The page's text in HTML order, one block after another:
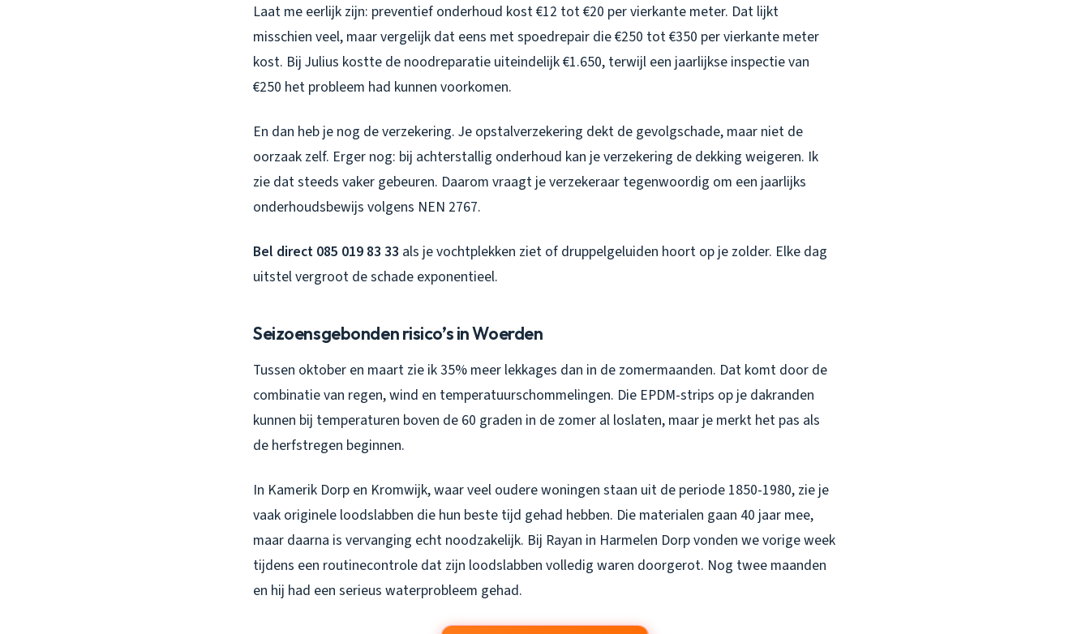
Laat me eerlijk zijn: preventief onderhoud kost €12 tot €20 per vierkante meter. Dat lijkt
misschien veel, maar vergelijk dat eens met spoedrepair die €250 tot €350 per vierkante meter
kost. Bij Julius kostte de noodreparatie uiteindelijk €1.650, terwijl een jaarlijkse inspectie van
€250 het probleem had kunnen voorkomen.
En dan heb je nog de verzekering. Je opstalverzekering dekt de gevolgschade, maar niet de
oorzaak zelf. Erger nog: bij achterstallig onderhoud kan je verzekering de dekking weigeren. Ik
zie dat steeds vaker gebeuren. Daarom vraagt je verzekeraar tegenwoordig om een jaarlijks
onderhoudsbewijs volgens NEN 2767.
Bel direct 085 019 83 33 als je vochtplekken ziet of druppelgeluiden hoort op je zolder. Elke dag
uitstel vergroot de schade exponentieel.
Seizoensgebonden risico’s in Woerden
Tussen oktober en maart zie ik 35% meer lekkages dan in de zomermaanden. Dat komt door de
combinatie van regen, wind en temperatuurschommelingen. Die EPDM-strips op je dakranden
kunnen bij temperaturen boven de 60 graden in de zomer al loslaten, maar je merkt het pas als
de herfstregen beginnen.
In Kamerik Dorp en Kromwijk, waar veel oudere woningen staan uit de periode 1850-1980, zie je
vaak originele loodslabben die hun beste tijd gehad hebben. Die materialen gaan 40 jaar mee,
maar daarna is vervanging echt noodzakelijk. Bij Rayan in Harmelen Dorp vonden we vorige week
tijdens een routinecontrole dat zijn loodslabben volledig waren doorgerot. Nog twee maanden
en hij had een serieus waterprobleem gehad.